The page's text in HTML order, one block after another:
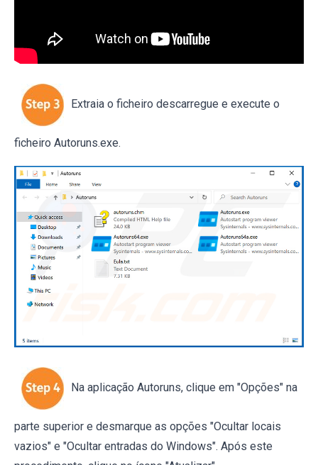
Extraia o ficheiro descarregue e execute o
ficheiro Autoruns.exe.
Na aplicação Autoruns, clique em "Opções" na
parte superior e desmarque as opções "Ocultar locais
vazios" e "Ocultar entradas do Windows". Após este